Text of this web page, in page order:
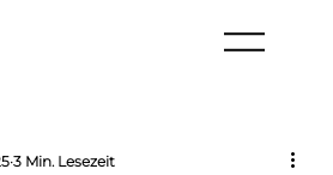
3 Min. Lesezeit